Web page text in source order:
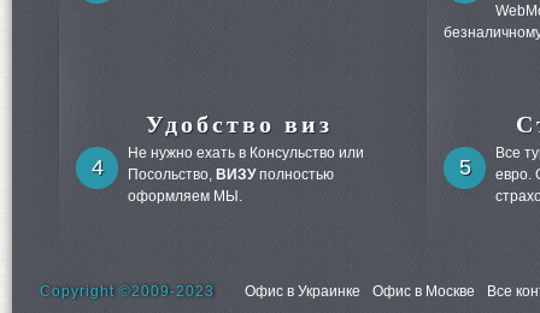
Удобство виз
4
Не нужно ехать в Консульство или
Посольство, ВИЗУполностью
оформляем МЫ.
5
Все
евро.
Copyright ©2009-2023 Офис в Украинке Офис в Москве
Все